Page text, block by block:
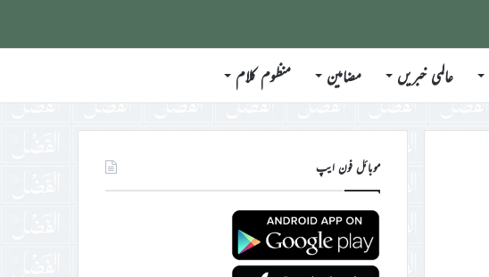
عالمی خبریں مضامین منظوم کلام
موبائل فون ایپ